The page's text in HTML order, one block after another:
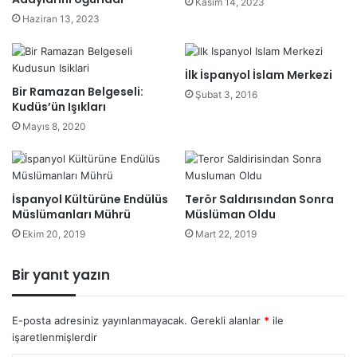
Haziran 13, 2023
Bir Ramazan Belgeseli:
Kudüs’ün Işıkları
Mayıs 8, 2020
İlk İspanyol İslam Merkezi
Şubat 3, 2016
İspanyol Kültürüne Endülüs
Müslümanları Mührü
Ekim 20, 2019
Terör Saldırısından Sonra
Müslüman Oldu
Mart 22, 2019
Bir yanıt yazın
E-posta adresiniz yayınlanmayacak. Gerekli alanlar * ile
işaretlenmişlerdir